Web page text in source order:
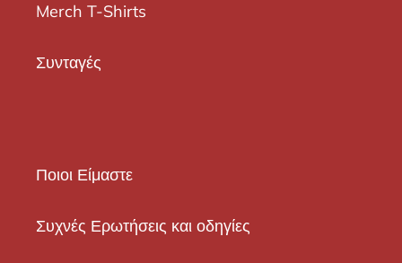
Merch T-Shirts
Συνταγές
Ποιοι Είμαστε
Συχνές Ερωτήσεις και οδηγίες